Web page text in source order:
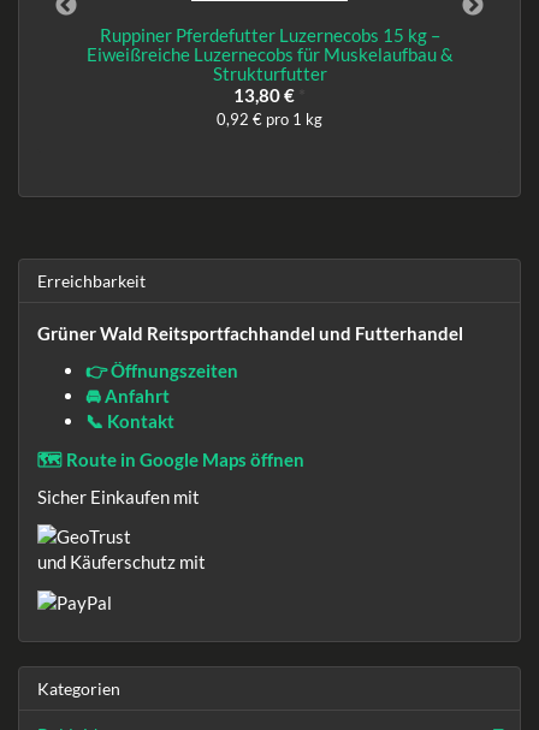
Ruppiner Pferdefutter Luzernecobs 15 kg –
Eiweißreiche Luzernecobs für Muskelaufbau &
Strukturfutter
13,80 €
0,92 € pro 1 kg
Erreichbarkeit
Grüner Wald Reitsportfachhandel und Futterhandel
👉 Öffnungszeiten
🚘 Anfahrt
📞 Kontakt
🗺️ Route in Google Maps öffnen
Sicher Einkaufen mit
und Käuferschutz mit
Kategorien